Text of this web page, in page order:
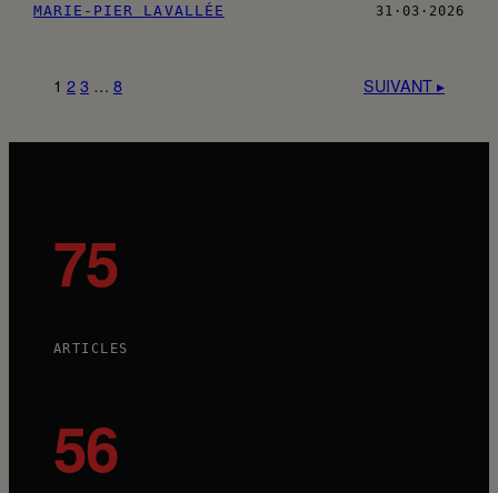
MARIE-PIER LAVALLÉE 31·03·2026
1 23 … 8 SUIVANT ▸
75
ARTICLES
56